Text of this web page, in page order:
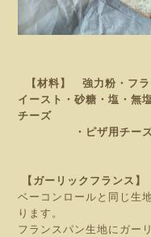
【材料】 強力粉・フ
イースト・砂糖・塩・無
チーズ
・ピザ用チーズ・
【ガーリックフランス】
ベーコンロールと同じ生
ります。
フランスパン生地にガー